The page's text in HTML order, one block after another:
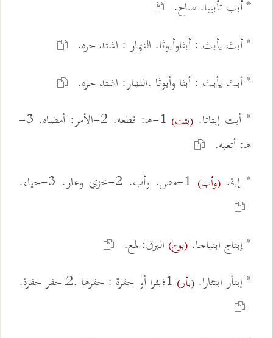
* أبب تأبيبا. صاح.
* أبث يأبث : أبثاوأبوثا. النهار : اشتد حره.
* أبث يأبث : أبثا وأبوثا .النهار: اشتد حره.
* أبت إبتاتا. (بتت)
1-ه: قطعه. 2-الأمر: أمضاه. 3-
ه: أتعبه.
* إبة.(وأب)
* إبتاج ابتياجا. (بوج) البرق: لمع.
* إبتأر ابتئارا.(بأر)